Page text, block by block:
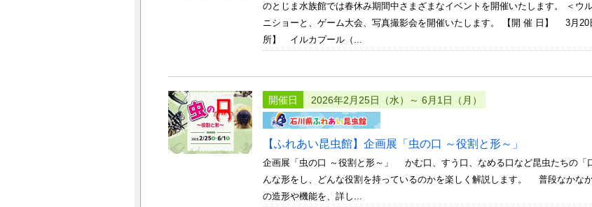
のとじま水族館では春休み期間中さまざまなイベントを開催いたします。 ＜
ニショーと、ゲーム大会、写真撮影会を開催いたします。 【開 催 日】 3月
所】 イルカプール（...
開催日 2026年2月25日（水）～ 6月1日（月）
【ふれあい昆虫館】企画展「虫の口 ～役割と形～」
企画展「虫の口 ～役割と形～」 かむ口、すう口、なめる口など昆虫たちの「
んな形をし、どんな役割を持っているのかを楽しく解説します。 普段なかな
の造形や機能を、詳し...